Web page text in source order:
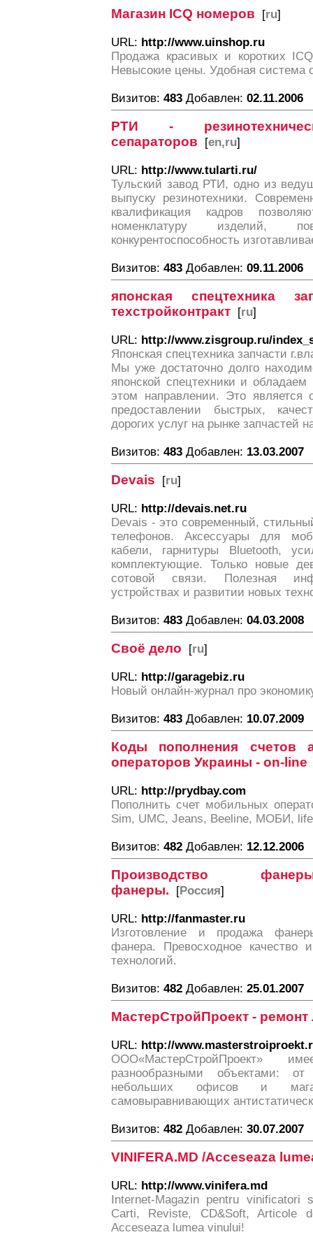
Магазин ICQ номеров [ru]
URL: http://www.uinshop.ru
Продажа красивых и коротких
Невысокие цены. Удобная система
Визитов: 483 Добавлен: 02.11.2006
РТИ -
сепараторов [en,ru]
URL: http://www.tularti.ru/
Тульский завод РТИ, одно из
выпуску резинотехники.
квалификация кадров
номенклатуру изделий,
конкурентоспособность
Визитов: 483 Добавлен: 09.11.2006
японская спецтехника
техстройконтракт [ru]
URL: http://www.zisgroup.ru/
Японская спецтехника запчасти
Мы уже достаточно долго
японской спецтехники и
этом направлении. Это
предоставлении быстрых,
дорогих услуг на рынке запчастей
Визитов: 483 Добавлен: 13.03.2007
Devais [ru]
URL: http://devais.net.ru
Devais - это современный,
телефонов. Аксессуары для
кабели, гарнитуры Bluetooth,
комплектующие. Только новые
сотовой связи. Полезная
устройствах и развитии новых
Визитов: 483 Добавлен: 04.03.2008
Своё дело [ru]
URL: http://garagebiz.ru
Новый онлайн-журнал про
Визитов: 483 Добавлен: 10.07.2009
Коды пополнения счетов
операторов Украины - on-line
URL: http://prydbay.com
Пополнить счет мобильных
Sim, UMC, Jeans, Вееline, МОБИ,
Визитов: 482 Добавлен: 12.12.2006
Производство
фанеры. [Россия]
URL: http://fanmaster.ru
Изготовление и продажа
фанера. Превосходное качество
технологий.
Визитов: 482 Добавлен: 25.01.2007
МастерСтройПроект - ремонт
URL: http://
разнообразными объектами:
небольших офисов и
самовыравнивающих
Визитов: 482 Добавлен: 30.07.2007
VINIFERA.MD /Acceseaza
URL: http://www.vinifera.md
Internet-Magazin pentru
Carti, Reviste, CD&Soft, Articole
Acceseaza lumea vinului!